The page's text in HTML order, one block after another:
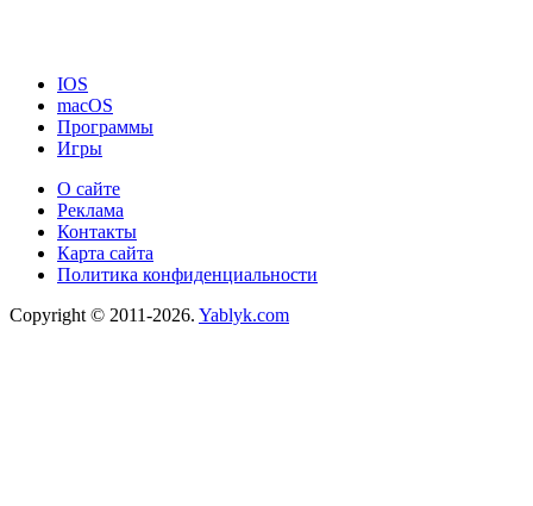
IOS
macOS
Программы
Игры
О сайте
Реклама
Контакты
Карта сайта
Политика конфиденциальности
Copyright © 2011-2026. Yablyk.сom